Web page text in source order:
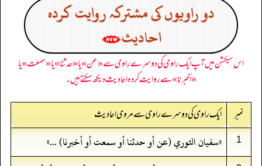
دو راویوں کی مشترکہ روایت کردہ
احادیث
اس سیکشن میں آپ ایک راوی کی دوسرے راوی سے «عن» یا «حدثنا» یا «سمعت» یا
«أخبرنا» سے روایت کردہ احادیث دیکھ سکتے ہیں۔
نمبر
ایک راوی کی دوسرے راوی سے مروی احادیث
1 «سفيان الثوري (عن أو حدثنا أو سمعت أو أخبرنا) ...»